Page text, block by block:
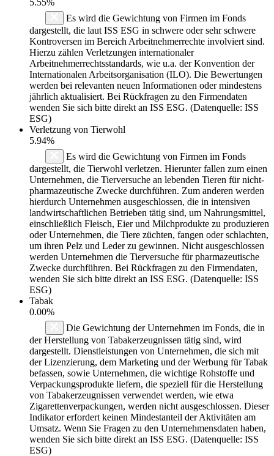
Es wird die Gewichtung von Firmen im Fonds
dargestellt, die laut ISS ESG in schwere oder sehr schwere
Kontroversen im Bereich Arbeitnehmerrechte involviert sind.
Hierzu zählen Verletzungen internationaler
Arbeitnehmerrechtsstandards, wie u.a. der Konvention der
Internationalen Arbeitsorganisation (ILO). Die Bewertungen
werden bei relevanten neuen Informationen oder mindestens
jährlich aktualisiert. Bei Rückfragen zu den Firmendaten
wenden Sie sich bitte direkt an ISS ESG. (Datenquelle: ISS
ESG)
Verletzung von Tierwohl
5.94%
Es wird die Gewichtung von Firmen im Fonds
dargestellt, die Tierwohl verletzen. Hierunter fallen zum einen
Unternehmen, die Tierversuche an lebenden Tieren für nicht-
pharmazeutische Zwecke durchführen. Zum anderen werden
hierdurch Unternehmen ausgeschlossen, die in intensiven
landwirtschaftlichen Betrieben tätig sind, um Nahrungsmittel,
einschließlich Fleisch, Eier und Milchprodukte zu produzieren
oder Unternehmen, die Tiere züchten, fangen oder schlachten,
um ihren Pelz und Leder zu gewinnen. Nicht ausgeschlossen
werden Unternehmen die Tierversuche für pharmazeutische
Zwecke durchführen. Bei Rückfragen zu den Firmendaten,
wenden Sie sich bitte direkt an ISS ESG. (Datenquelle: ISS
ESG)
Tabak
0.00%
Die Gewichtung der Unternehmen im Fonds, die in
der Herstellung von Tabakerzeugnissen tätig sind, wird
dargestellt. Dienstleistungen von Unternehmen, die sich mit
der Lizenzierung, dem Marketing und der Werbung für Tabak
befassen, sowie Unternehmen, die wichtige Rohstoffe und
Verpackungsprodukte liefern, die speziell für die Herstellung
von Tabakerzeugnissen verwendet werden, wie etwa
Zigarettenverpackungen, werden nicht ausgeschlossen. Dieser
Indikator erfordert keinen Mindestanteil der Aktivitäten am
Umsatz. Wenn Sie Fragen zu den Unternehmensdaten haben,
wenden Sie sich bitte direkt an ISS ESG. (Datenquelle: ISS
ESG)